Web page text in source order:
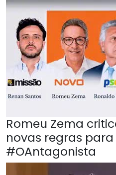
Romeu Zema
novas regras para
#OAntagonista